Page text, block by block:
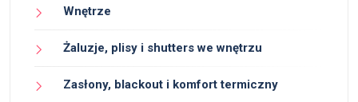
Wnętrze
Żaluzje, plisy i shutters we wnętrzu
Zasłony, blackout i komfort termiczny